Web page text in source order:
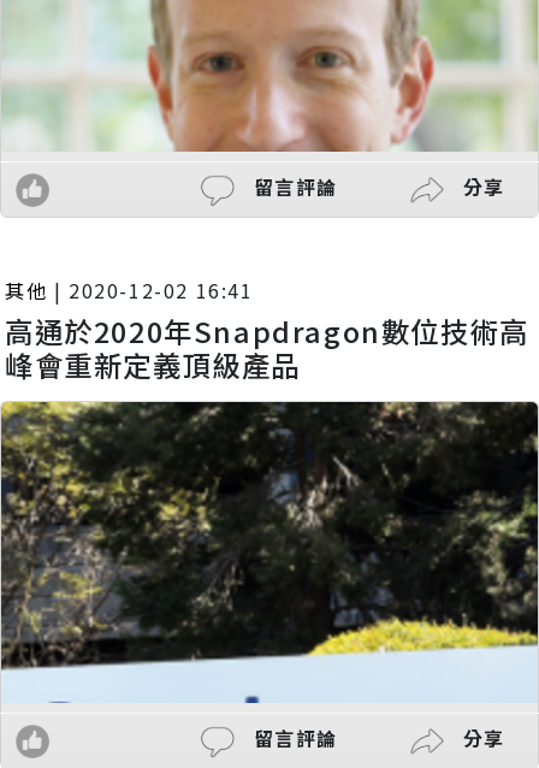
留言評論 分享
其他 | 2020-12-02 16:41
高通於2020年Snapdragon數位技術高
峰會重新定義頂級產品
留言評論 分享